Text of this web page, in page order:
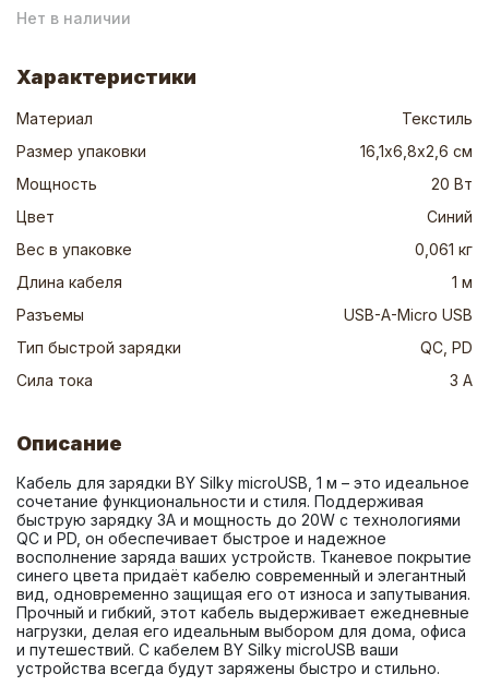
Нет в наличии
Характеристики
Материал
Текстиль
Размер упаковки
16,1х6,8х2,6 см
Мощность
20 Вт
Цвет
Синий
Вес в упаковке
0,061 кг
Длина кабеля
1 м
Разъемы
USB-A-Micro USB
Тип быстрой зарядки
QC, PD
Сила тока
3 А
Описание
Кабель для зарядки BY Silky microUSB, 1 м – это идеальное
сочетание функциональности и стиля. Поддерживая
быструю зарядку 3А и мощность до 20W с технологиями
QC и PD, он обеспечивает быстрое и надежное
восполнение заряда ваших устройств. Тканевое покрытие
синего цвета придаёт кабелю современный и элегантный
вид, одновременно защищая его от износа и запутывания.
Прочный и гибкий, этот кабель выдерживает ежедневные
нагрузки, делая его идеальным выбором для дома, офиса
и путешествий. С кабелем BY Silky microUSB ваши
устройства всегда будут заряжены быстро и стильно.